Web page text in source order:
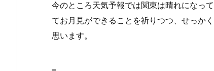
今のところ天気予報では関東は晴れになっ
てお月見ができることを祈りつつ、せっか
思います。